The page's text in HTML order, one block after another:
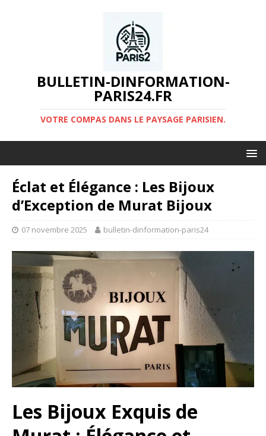
BULLETIN-DINFORMATION-
PARIS24.FR
VOTRE COMPAS DANS LE PAYSAGE PARISIEN.
Éclat et Élégance : Les Bijoux
d’Exception de Murat Bijoux
07 novembre 2025 bulletin-dinformation-paris24
Les Bijoux Exquis de